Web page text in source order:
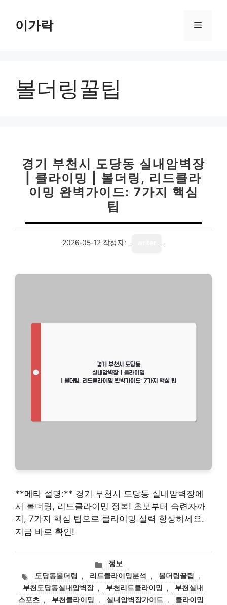
이가락 메
볼더링꿀팁
경기 부천시 도당동 실내암벽장
| 클라이밍 | 볼더링, 리드클라
이밍 완벽가이드: 7가지 핵심
팁
2026-05-12 작성자:
**메타 설명:** 경기 부천시 도당동 실내암벽장에
서 볼더링, 리드클라이밍 정복! 초보부터 숙련자까
지, 7가지 핵심 팁으로 클라이밍 실력 향상하세요.
지금 바로 확인!
카
테
고
리
정보
태
그
도당동볼더링 , 리드클라이밍분석 , 볼더링꿀팁
,
부천도당동실내암벽장 , 부천리드클라이밍 ,
부천실내
스포츠 , 부천클라이밍 , 실내암벽장가이드 ,
클라이밍